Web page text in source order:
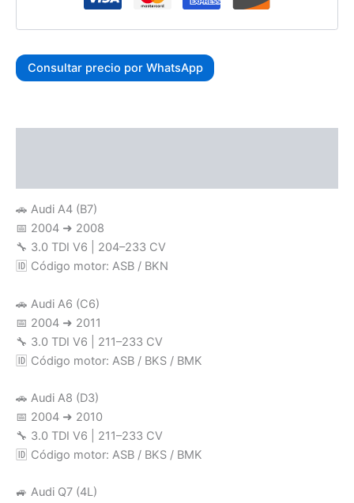
Consultar precio por WhatsApp
🚗 Audi A4 (B7)
📅 2004 ➜ 2008
🔧 3.0 TDI V6 | 204–233 CV
🆔 Código motor: ASB / BKN
🚗 Audi A6 (C6)
📅 2004 ➜ 2011
🔧 3.0 TDI V6 | 211–233 CV
🆔 Código motor: ASB / BKS / BMK
🚗 Audi A8 (D3)
📅 2004 ➜ 2010
🔧 3.0 TDI V6 | 211–233 CV
🆔 Código motor: ASB / BKS / BMK
🚙 Audi Q7 (4L)